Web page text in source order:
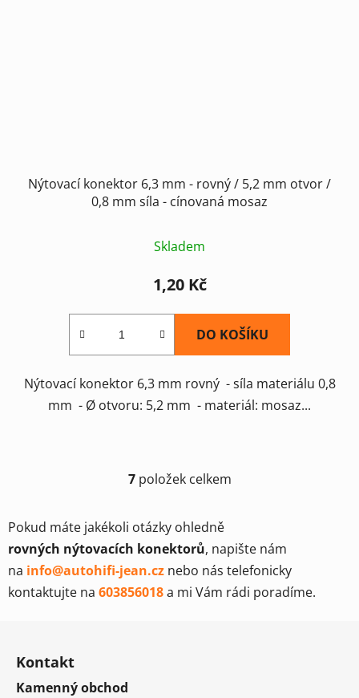
Nýtovací konektor 6,3 mm - rovný / 5,2 mm otvor /
0,8 mm síla - cínovaná mosaz
Skladem
1,20 Kč
DO KOŠÍKU
Nýtovací konektor 6,3 mm rovný - síla materiálu 0,8
mm - Ø otvoru: 5,2 mm - materiál: mosaz...
O
l
á
d
a
c
7položek celkem
Pokud máte jakékoli otázky ohledně
rovných nýtovacích konektorů, napište nám
na info@autohifi-jean.cz nebo nás telefonicky
kontaktujte na 603856018a mi Vám rádi poradíme.
Kontakt
Kamenný obchod